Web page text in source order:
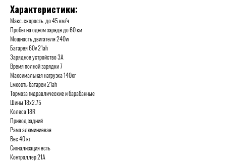
Характеристики:
Макс. скорость до 45 км/ч
Пробег на одном заряде до 60 км
Мощность двигателя 240w
Батарея 60v 21ah
Зарядное устройство 3А
Время полной зарядки 7
Максимальная нагрузка 140кг
Емкость батареи 21ah
Тормоза гидравлические и барабанные
Шины 18х2.75
Колеса 18R
Привод задний
Рама алюминиевая
Вес 40 кг
Сигнализация есть
Контроллер 21А